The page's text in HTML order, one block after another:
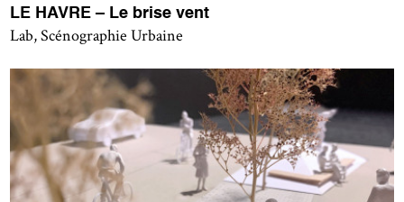
LE HAVRE – Le brise vent
Lab, Scénographie Urbaine